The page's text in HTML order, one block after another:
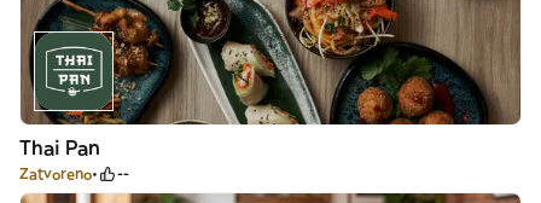
Thai Pan
Zatvoreno --